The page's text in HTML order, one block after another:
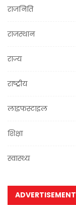
राजनिति
राजस्थान
राज्य
राष्ट्रीय
लाइफस्टाइल
शिक्षा
स्वास्थ्य
ADVERTISEMENT